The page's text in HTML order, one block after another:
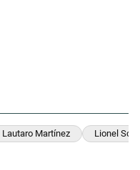
Lautaro Martínez Lionel